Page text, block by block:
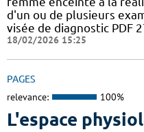
d'un ou de plusieurs
visée de diagnostic PDF
18/02/2026 15:25
PAGES
relevance: 100%
L'espace